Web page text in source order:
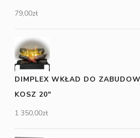
79,00zł
DIMPLEX WKŁAD DO
KOSZ 20"
1 350,00zł